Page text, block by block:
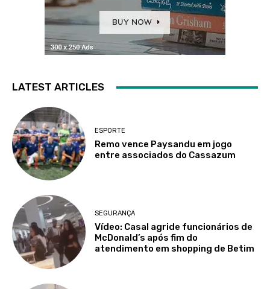
LATEST ARTICLES
ESPORTE
Remo vence Paysandu em jogo
entre associados do Cassazum
SEGURANÇA
Vídeo: Casal agride funcionários de
McDonald’s após fim do
atendimento em shopping de Betim